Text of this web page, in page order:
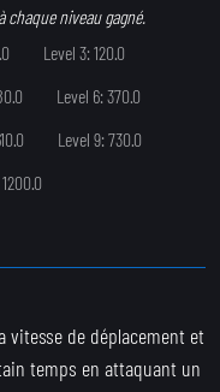
chaque niveau gagné.
Level 3: 120.0
Level 6: 370.0
Level 9: 730.0
vitesse de déplacement et
temps en attaquant un